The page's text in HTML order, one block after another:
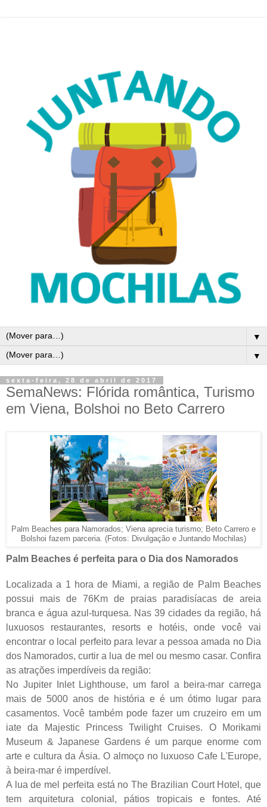
▼
▼
sexta-feira, 28 de abril de 2017
SemaNews: Flórida romântica, Turismo
em Viena, Bolshoi no Beto Carrero
Palm Beaches para Namorados; Viena aprecia turismo; Beto Carrero e
Bolshoi fazem parceria. (Fotos: Divulgação e Juntando Mochilas)
Palm Beaches é perfeita para o Dia dos Namorados
Localizada a 1 hora de Miami, a região de Palm Beaches
possui mais de 76Km de praias paradisíacas de areia
branca e água azul-turquesa. Nas 39 cidades da região, há
luxuosos restaurantes, resorts e hotéis, onde você vai
encontrar o local perfeito para levar a pessoa amada no Dia
dos Namorados, curtir a lua de mel ou mesmo casar. Confira
as atrações imperdíveis da região:
No Jupiter Inlet Lighthouse, um farol a beira-mar carrega
mais de 5000 anos de história e é um ótimo lugar para
casamentos. Você também pode fazer um cruzeiro em um
iate da Majestic Princess Twilight Cruises. O Morikami
Museum & Japanese Gardens é um parque enorme com
arte e cultura da Ásia. O almoço no luxuoso Cafe L'Europe,
à beira-mar é imperdível.
A lua de mel perfeita está no The Brazilian Court Hotel, que
tem arquitetura colonial, pátios tropicais e fontes. Até